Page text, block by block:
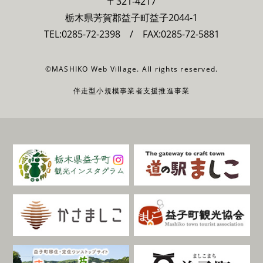
栃木県芳賀郡益子町益子2044-1
TEL:0285-72-2398/ FAX:0285-72-5881
©MASHIKO Web Village. All rights reserved.
伴走型小規模事業者支援推進事業